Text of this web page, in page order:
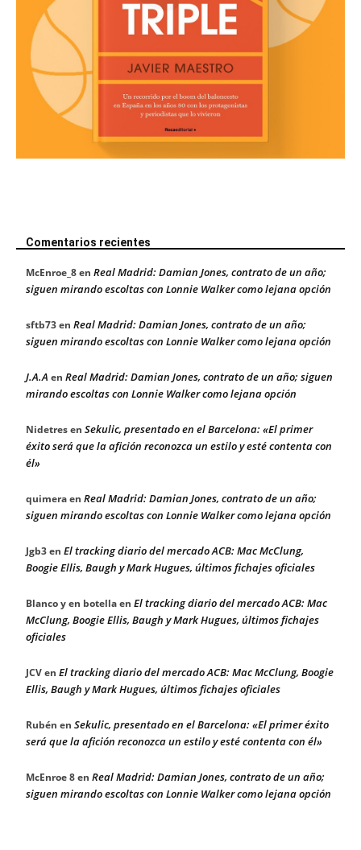
Comentarios recientes
McEnroe_8en Real Madrid: Damian Jones, contrato de un año;
siguen mirando escoltas con Lonnie Walker como lejana opción
sftb73en Real Madrid: Damian Jones, contrato de un año;
siguen mirando escoltas con Lonnie Walker como lejana opción
J.A.A en Real Madrid: Damian Jones, contrato de un año; siguen
mirando escoltas con Lonnie Walker como lejana opción
Nidetresen Sekulic, presentado en el Barcelona: «El primer
éxito será que la afición reconozca un estilo y esté contenta con
él»
quimeraen Real Madrid: Damian Jones, contrato de un año;
siguen mirando escoltas con Lonnie Walker como lejana opción
Jgb3en El tracking diario del mercado ACB: Mac McClung,
Boogie Ellis, Baugh y Mark Hugues, últimos fichajes oficiales
Blanco y en botellaen El tracking diario del mercado ACB: Mac
McClung, Boogie Ellis, Baugh y Mark Hugues, últimos fichajes
oficiales
JCVen El tracking diario del mercado ACB: Mac McClung, Boogie
Ellis, Baugh y Mark Hugues, últimos fichajes oficiales
Rubén en Sekulic, presentado en el Barcelona: «El primer éxito
será que la afición reconozca un estilo y esté contenta con él»
McEnroe 8en Real Madrid: Damian Jones, contrato de un año;
siguen mirando escoltas con Lonnie Walker como lejana opción